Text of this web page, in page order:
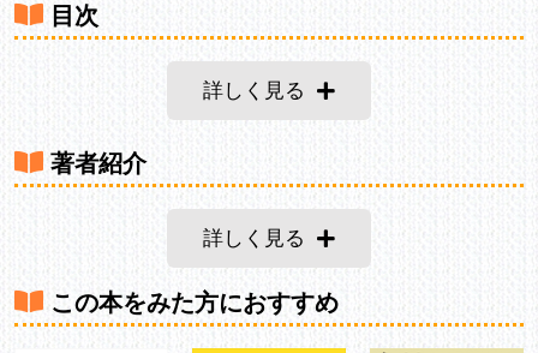
目次
詳しく見る
著者紹介
詳しく見る
この本をみた方におすすめ